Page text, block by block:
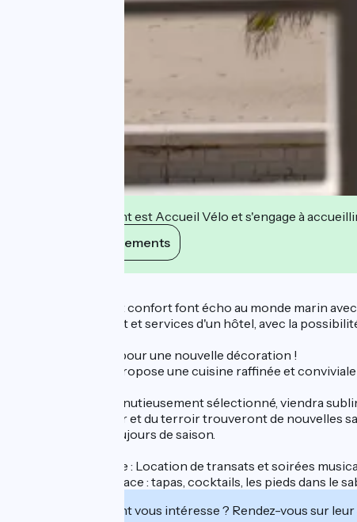
Cet établissement est Accueil Vélo et s'engage à
Voir ses engagements
Nos chambres tout confort font écho au monde marin
Autonomie, confort et services d'un hôtel, avec la
Nouveau concept pour une nouvelle décoration !
Notre restaurant propose une cuisine raffinée et
Chaque produit, minutieusement sélectionné, viendra
Richesses de la mer et du terroir trouveront de nouvelles
produits frais et toujours de saison.
D'Avril à Septembre : Location de transats et soirées
Restauration sur place : tapas, cocktails, les pieds dans le
Cet établissement vous intéresse ? Rendez-vous sur